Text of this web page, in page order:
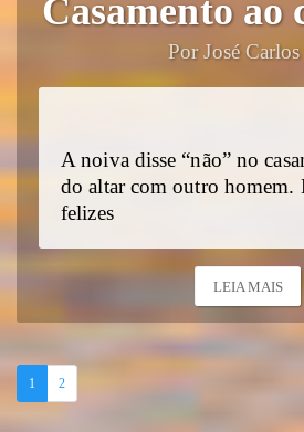
Casamento
Por José Carlos
A noiva disse “não” no
do altar com outro homem.
felizes
LEIA MAIS
1 2